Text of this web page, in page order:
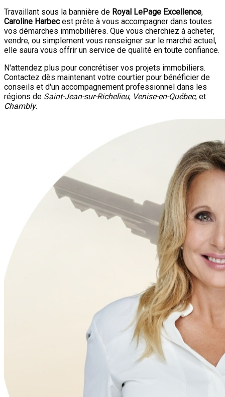
Travaillant sous la bannière de Royal LePage Excellence,
Caroline Harbecest prête à vous accompagner dans toutes
vos démarches immobilières. Que vous cherchiez à acheter,
vendre, ou simplement vous renseigner sur le marché actuel,
elle saura vous offrir un service de qualité en toute confiance.
N'attendez plus pour concrétiser vos projets immobiliers.
Contactez dès maintenant votre courtier pour bénéficier de
conseils et d'un accompagnement professionnel dans les
régions de Saint-Jean-sur-Richelieu, Venise-en-Québec, et
Chambly.